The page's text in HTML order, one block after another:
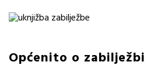
Općenito o zabilježbi